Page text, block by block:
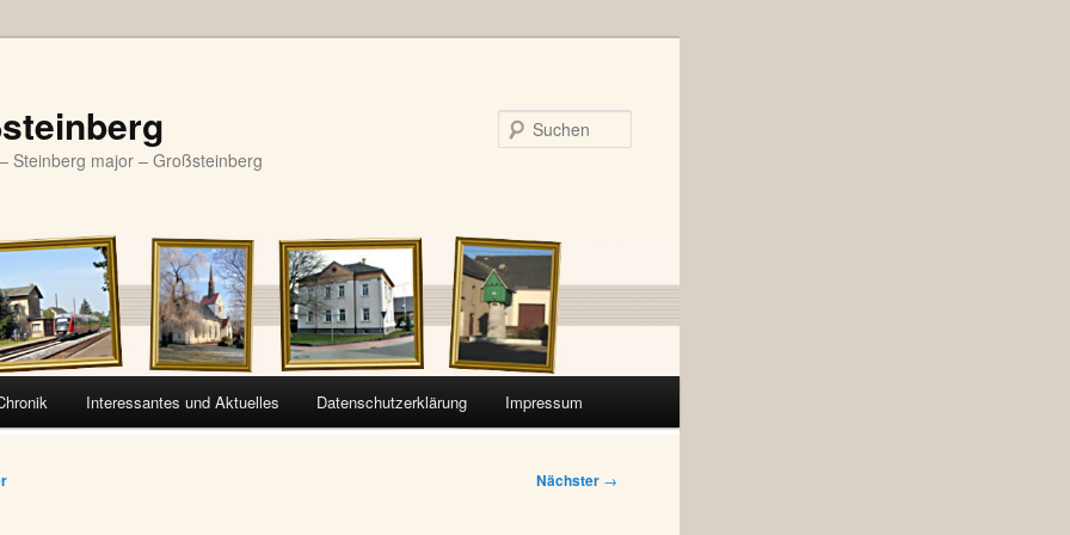
Steinberg major – Großsteinberg
Interessantes und Aktuelles Datenschutzerklärung Impressum
Nächster →